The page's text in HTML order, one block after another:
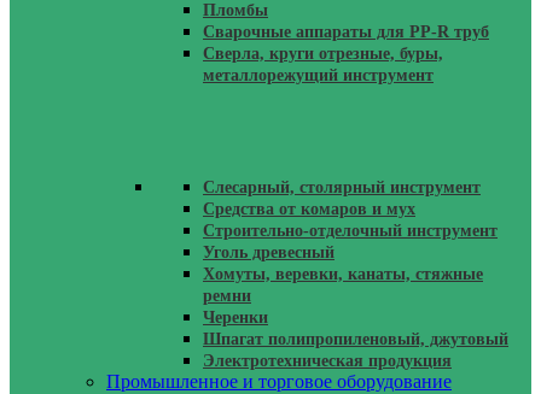
Пломбы
Сварочные аппараты для PP-R труб
Сверла, круги отрезные, буры,
металлорежущий инструмент
Слесарный, столярный инструмент
Средства от комаров и мух
Строительно-отделочный инструмент
Уголь древесный
Хомуты, веревки, канаты, стяжные
ремни
Черенки
Шпагат полипропиленовый, джутовый
Электротехническая продукция
Промышленное и торговое оборудование